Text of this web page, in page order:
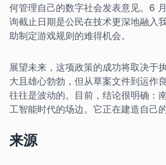
何管理自己的数字社会发表意见。6
询截止日期是公民在技术更深地融入
助制定游戏规则的难得机会。
展望未来，这项政策的成功将取决于
大且雄心勃勃，但从草案文件到运作
往往是波动的。目前，结论很明确：
工智能时代的场边。它正在建造自己的
来源